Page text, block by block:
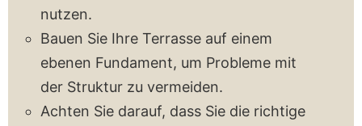
nutzen.
Bauen Sie Ihre Terrasse auf einem
ebenen Fundament, um Probleme mit
der Struktur zu vermeiden.
Achten Sie darauf, dass Sie die richtige